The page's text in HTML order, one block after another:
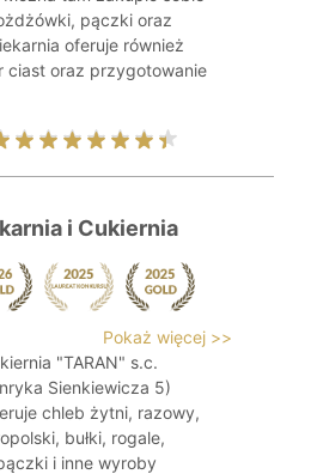
pączki oraz
oferuje również
ciast oraz przygotowanie
i Cukiernia
Pokaż więcej >>
"TARAN" s.c.
Sienkiewicza 5)
chleb żytni, razowy,
bułki, rogale,
i inne wyroby